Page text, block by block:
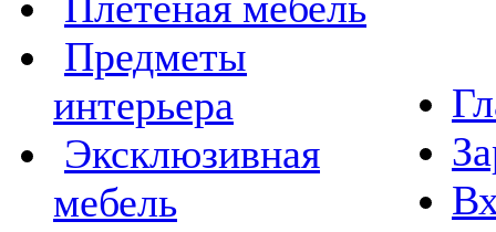
Предметы
интерьера
Эксклюзивная
мебель